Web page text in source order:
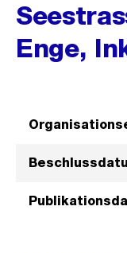
Enge,